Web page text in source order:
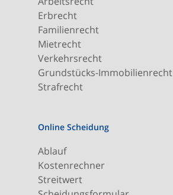
Erbrecht
Familienrecht
Mietrecht
Verkehrsrecht
Grundstücks-Immobilienrecht
Strafrecht
Online Scheidung
Ablauf
Kostenrechner
Streitwert